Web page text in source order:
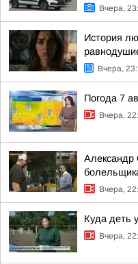
Вчера,
История
Вчера,
Погода 7
Вчера,
Александр
Вчера,
Куда деть
Вчера,